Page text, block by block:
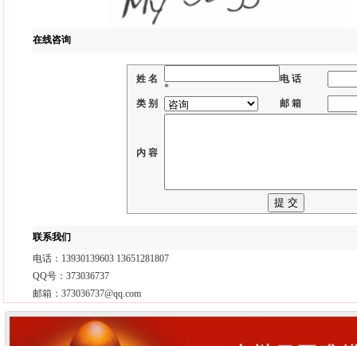
在线咨询
姓 名
*
电 话
类 别 邮 箱
内 容
联系我们
电话：13930139603 13651281807
QQ号：373036737
邮箱：373036737@qq.com